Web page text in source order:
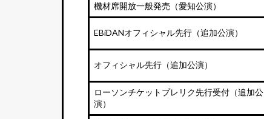
機材席開放一般発売（愛知公演）
EBiDANオフィシャル先行（追加公演）
オフィシャル先行（追加公演）
ローソンチケットプレリク先行受付（追加公
演）